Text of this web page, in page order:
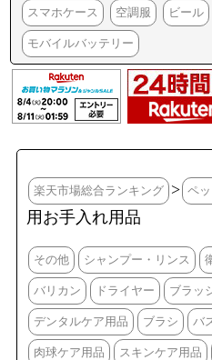
スマホケース 空調服 ビール
モバイルバッテリー
楽天市場総合ランキング > ペ
用お手入れ用品
その他 シャンプー・リンス
バリカン ドライヤー ブラッ
デンタルケア用品 ブラシ バ
肉球ケア用品 スキンケア用品